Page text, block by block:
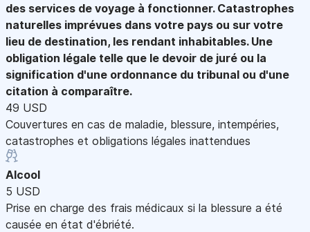
des services de voyage à fonctionner. Catastrophes
naturelles imprévues dans votre pays ou sur votre
lieu de destination, les rendant inhabitables. Une
obligation légale telle que le devoir de juré ou la
signification d'une ordonnance du tribunal ou d'une
citation à comparaître.
49 USD
Couvertures en cas de maladie, blessure, intempéries,
catastrophes et obligations légales inattendues
Alcool
5 USD
Prise en charge des frais médicaux si la blessure a été
causée en état d'ébriété.